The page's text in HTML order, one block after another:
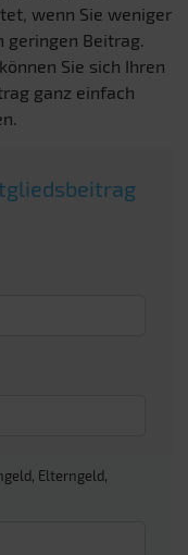
wenn Sie weniger
geringen Beitrag.
Sie sich Ihren
ganz einfach
Elterngeld,